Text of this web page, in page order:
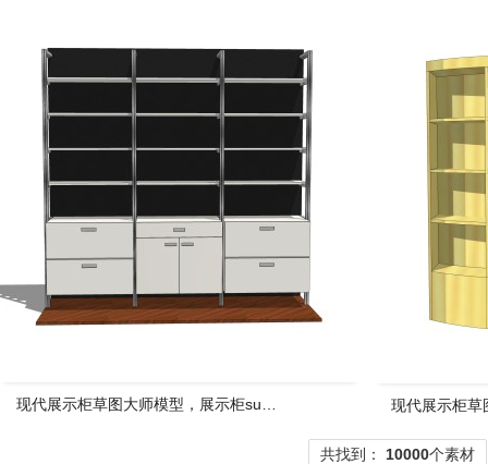
现代展示柜草图大师模型，展示柜su模型下载 现代展示柜草
共找到： 10000个素材